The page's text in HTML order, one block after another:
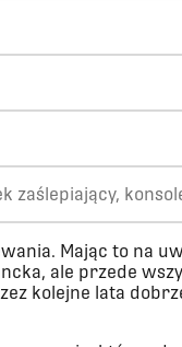
zaślepiający,
Mając to na
ale przede
kolejne lata